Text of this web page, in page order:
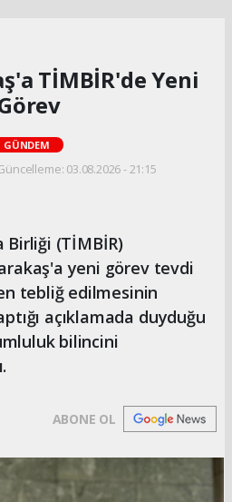
TİMBİR'de Yeni
GÜNDEM
03.08.2026 - 21:15
(TİMBİR)
yeni görev tevdi
tebliğ edilmesinin
açıklamada duyduğu
bilincini
ABONE OL